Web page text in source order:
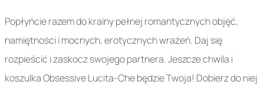
Popłyńcie razem do krainy pełnej romantycznych objęć,
namiętności i mocnych, erotycznych wrażeń. Daj się
rozpieścić i zaskocz swojego partnera. Jeszcze chwila i
koszulka Obsessive Lucita-Che będzie Twoja! Dobierz do niej